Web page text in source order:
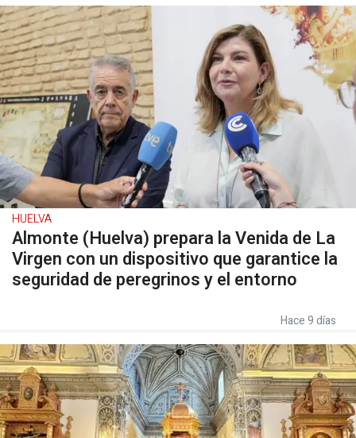
HUELVA
Almonte (Huelva) prepara la Venida de La
Virgen con un dispositivo que garantice la
seguridad de peregrinos y el entorno
Hace 9 días